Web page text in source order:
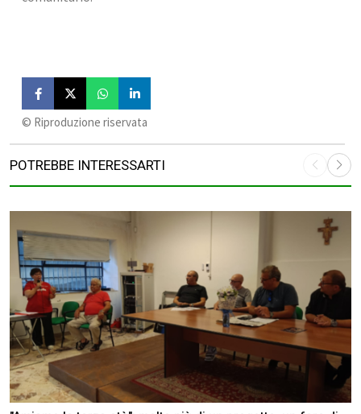
©️ Riproduzione riservata
POTREBBE INTERESSARTI